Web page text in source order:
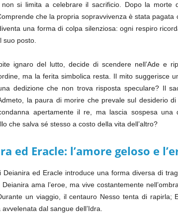
si limita a celebrare il sacrificio. Dopo la morte
che la propria sopravvivenza è stata pagata
una forma di colpa silenziosa: ogni respiro
suo posto.
ignaro del lutto, decide di scendere nell’Ade e
ma la ferita simbolica resta. Il mito suggerisce
dedizione che non trova risposta speculare? Il
la paura di morire che prevale sul desiderio
apertamente il re, ma lascia sospesa una
che salva sé stesso a costo della vita dell’altro?
ed Eracle: l’amore geloso e
Deianira ed Eracle introduce una forma diversa di
ama l’eroe, ma vive costantemente
un viaggio, il centauro Nesso tenta di rapirla;
dal sangue dell’Idra.